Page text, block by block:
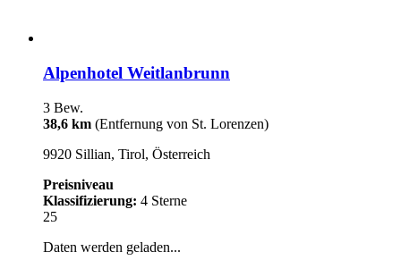
Alpenhotel Weitlanbrunn
3 Bew.
38,6 km (Entfernung von St. Lorenzen)
9920 Sillian, Tirol, Österreich
Preisniveau
Klassifizierung: 4 Sterne
25
Daten werden geladen...